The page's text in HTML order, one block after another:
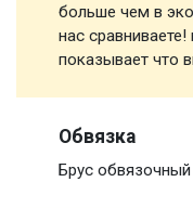
больше чем в
нас сравниваете!
показывает что
Обвязка
Брус